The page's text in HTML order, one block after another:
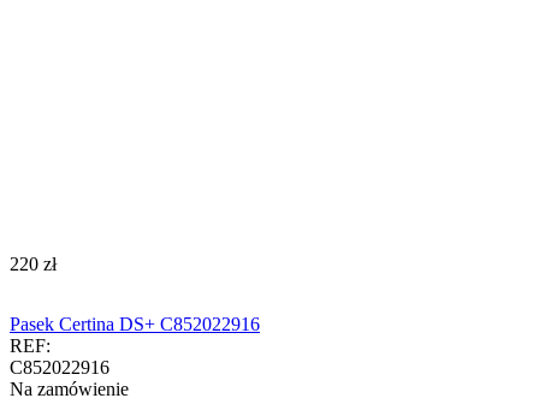
‍220‍ zł
Pasek Certina DS+ C852022916
REF:
C852022916
Na zamówienie